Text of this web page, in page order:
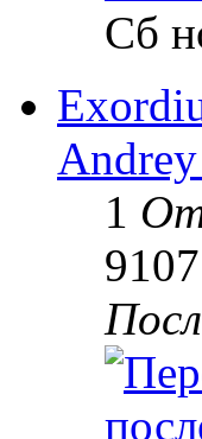
Сб
1
9107